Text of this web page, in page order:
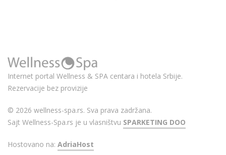
Internet portal Wellness & SPA centara i hotela Srbije.
Rezervacije bez provizije
© 2026 wellness-spa.rs. Sva prava zadržana.
Sajt Wellness-Spa.rs je u vlasništvu SPARKETING DOO
Hostovano na: AdriaHost